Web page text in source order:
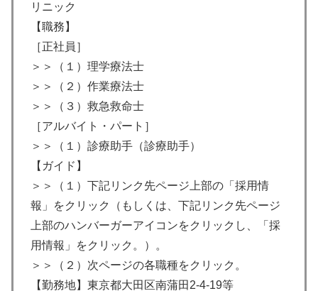
リニック
【職務】
［正社員］
＞＞（１）理学療法士
＞＞（２）作業療法士
＞＞（３）救急救命士
［アルバイト・パート］
＞＞（１）診療助手（診療助手）
【ガイド】
＞＞（１）下記リンク先ページ上部の「採用情
報」をクリック（もしくは、下記リンク先ページ
上部のハンバーガーアイコンをクリックし、「採
用情報」をクリック。）。
＞＞（２）次ページの各職種をクリック。
【勤務地】東京都大田区南蒲田2-4-19等